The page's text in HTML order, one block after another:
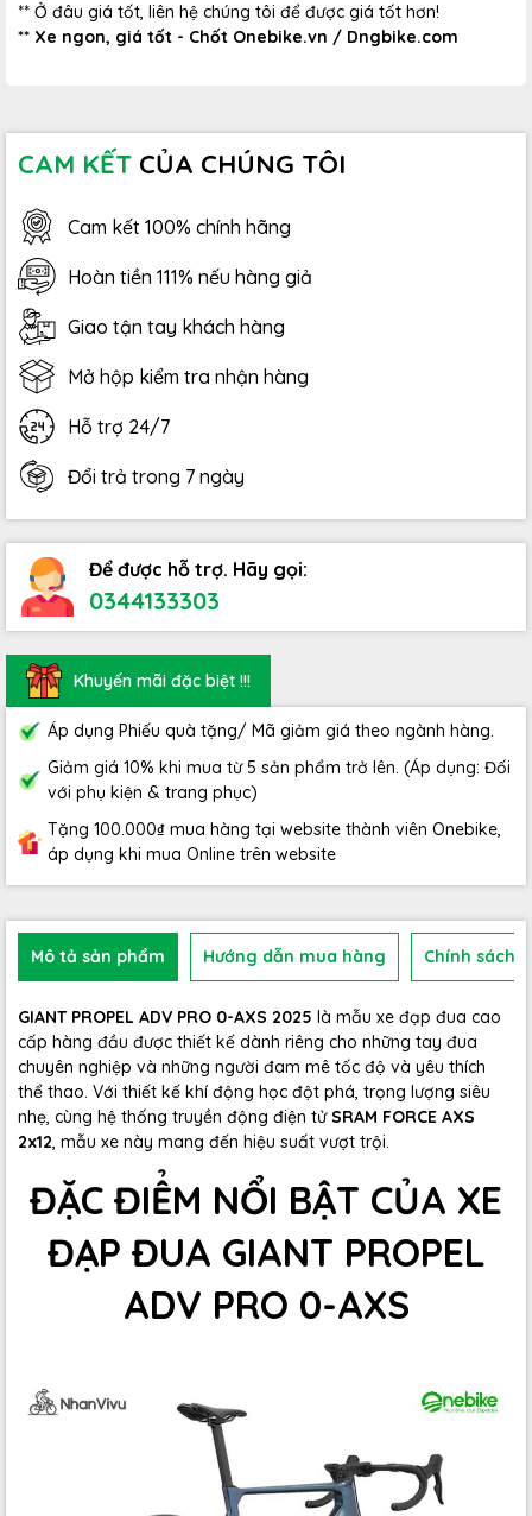
** Ở đâu giá tốt, liên hệ chúng tôi để được giá tốt hơn!
** Xe ngon, giá tốt - Chốt Onebike.vn / Dngbike.com
CAM KẾT CỦA CHÚNG TÔI
Cam kết 100% chính hãng
Hoàn tiền 111% nếu hàng giả
Giao tận tay khách hàng
Mở hộp kiểm tra nhận hàng
Hỗ trợ 24/7
Đổi trả trong 7 ngày
Để được hỗ trợ. Hãy gọi:
0344133303
Khuyến mãi đặc biệt !!!
Áp dụng Phiếu quà tặng/ Mã giảm giá theo ngành hàng.
Giảm giá 10% khi mua từ 5 sản phẩm trở lên. (Áp dụng: Đối
với phụ kiện & trang phục)
Tặng 100.000₫ mua hàng tại website thành viên Onebike,
áp dụng khi mua Online trên website
Mô tả sản phẩm Hướng dẫn mua hàng Chính sách
GIANT PROPEL ADV PRO 0-AXS 2025 là mẫu xe đạp đua cao
cấp hàng đầu được thiết kế dành riêng cho những tay đua
chuyên nghiệp và những người đam mê tốc độ và yêu thích
thể thao. Với thiết kế khí động học đột phá, trọng lượng siêu
nhẹ, cùng hệ thống truyền động điện tửSRAM FORCE AXS
2x12, mẫu xe này mang đến hiệu suất vượt trội.
ĐẶC ĐIỂM NỔI BẬT CỦA XE
ĐẠP ĐUA GIANT PROPEL
ADV PRO 0-AXS